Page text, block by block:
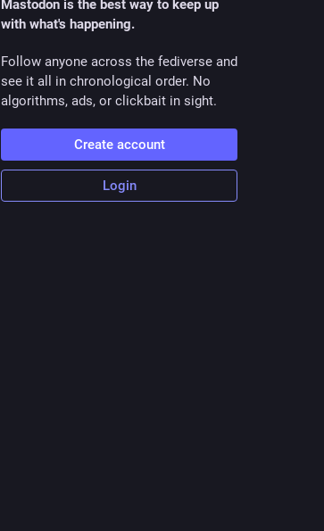
Mastodon is the best way to keep up
with what's happening.
Follow anyone across the fediverse and
see it all in chronological order. No
algorithms, ads, or clickbait in sight.
Create account
Login